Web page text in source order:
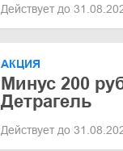
Действует до
АКЦИЯ
Минус 200
Детрагель
Действует до